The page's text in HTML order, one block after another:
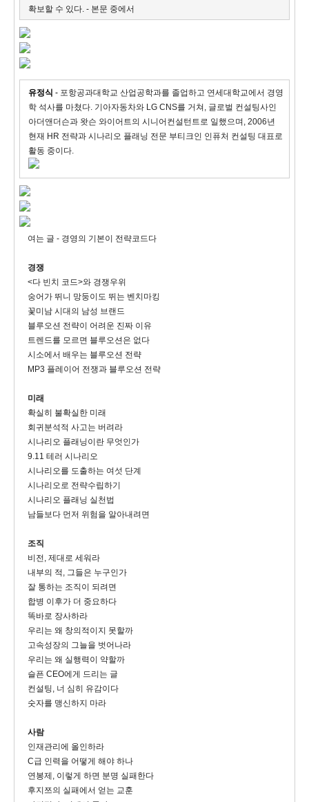
확보할 수 있다. - 본문 중에서
유정식 - 포항공과대학교 산업공학과를 졸업하고 연세대학교에서 경영
학 석사를 마쳤다. 기아자동차와 LG CNS를 거쳐, 글로벌 컨설팅사인
아더앤더슨과 왓슨 와이어트의 시니어컨설턴트로 일했으며, 2006년
현재 HR 전략과 시나리오 플래닝 전문 부티크인 인퓨처 컨설팅 대표로
활동 중이다.
여는 글 - 경영의 기본이 전략코드다
경쟁
<다 빈치 코드>와 경쟁우위
숭어가 뛰니 망둥이도 뛰는 벤치마킹
꽃미남 시대의 남성 브랜드
블루오션 전략이 어려운 진짜 이유
트렌드를 모르면 블루오션은 없다
시소에서 배우는 블루오션 전략
MP3 플레이어 전쟁과 블루오션 전략
미래
확실히 불확실한 미래
회귀분석적 사고는 버려라
시나리오 플래닝이란 무엇인가
9.11 테러 시나리오
시나리오를 도출하는 여섯 단계
시나리오로 전략수립하기
시나리오 플래닝 실천법
남들보다 먼저 위험을 알아내려면
조직
비전, 제대로 세워라
내부의 적, 그들은 누구인가
잘 통하는 조직이 되려면
합병 이후가 더 중요하다
똑바로 장사하라
우리는 왜 창의적이지 못할까
고속성장의 그늘을 벗어나라
우리는 왜 실행력이 약할까
슬픈 CEO에게 드리는 글
컨설팅, 너 심히 유감이다
숫자를 맹신하지 마라
사람
인재관리에 올인하라
C급 인력을 어떻게 해야 하나
연봉제, 이렇게 하면 분명 실패한다
후지쯔의 실패에서 얻는 교훈